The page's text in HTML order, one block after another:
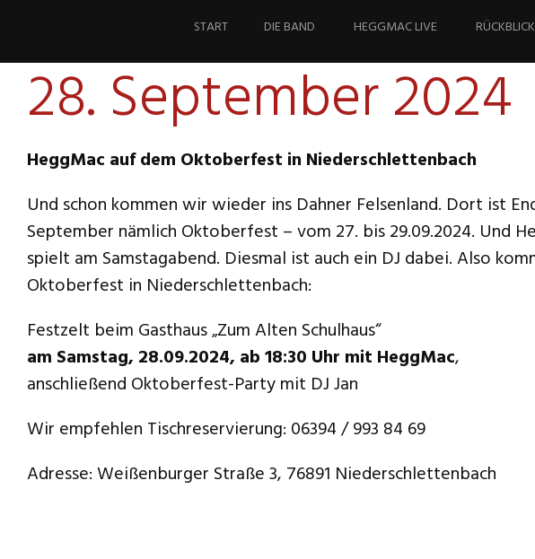
zum
START DIE BAND HEGGMAC LIVE RÜCKBLICK
28. September 2024
HeggMac auf dem Oktoberfest in Niederschlettenbach
Und schon kommen wir wieder ins Dahner Felsenland. Dort ist
September nämlich Oktoberfest – vom 27. bis 29.09.2024. Und
spielt am Samstagabend. Diesmal ist auch ein DJ dabei. Also
Oktoberfest in Niederschlettenbach:
Festzelt beim Gasthaus „Zum Alten Schulhaus“
am Samstag, 28.09.2024, ab 18:30 Uhr mit HeggMac,
anschließend Oktoberfest-Party mit DJ Jan
Wir empfehlen Tischreservierung: 06394 / 993 84 69
Adresse: Weißenburger Straße 3, 76891 Niederschlettenbach